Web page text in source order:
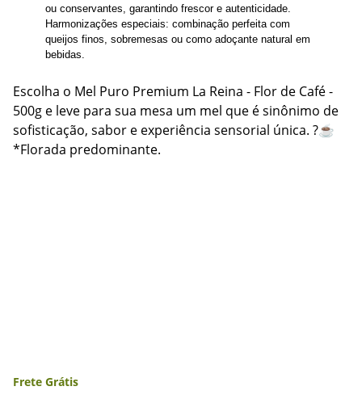
ou conservantes, garantindo frescor e autenticidade.
Harmonizações especiais: combinação perfeita com
queijos finos, sobremesas ou como adoçante natural em
bebidas.
Escolha o Mel Puro Premium La Reina - Flor de Café -
500g e leve para sua mesa um mel que é sinônimo de
sofisticação, sabor e experiência sensorial única. ?☕
*Florada predominante.
Frete Grátis